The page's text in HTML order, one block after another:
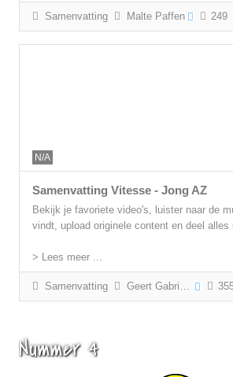
Samenvatting Malte Paffen 249
N/A
Samenvatting Vitesse - Jong AZ
Bekijk je favoriete video's, luister naar de
vindt, upload originele content en deel alles
> Lees meer ...
Samenvatting Geert Gabriëls
Nummer 4